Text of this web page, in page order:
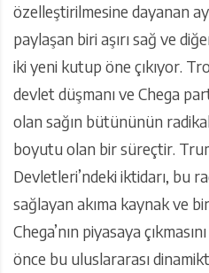
özelleştirilmesine dayanan
paylaşan biri aşırı sağ ve
iki yeni kutup öne çıkıyor.
devlet düşmanı ve Chega
olan sağın bütününün
boyutu olan bir süreçtir.
Devletleri’ndeki iktidarı, bu
sağlayan akıma kaynak ve
Chega’nın piyasaya
önce bu uluslararası